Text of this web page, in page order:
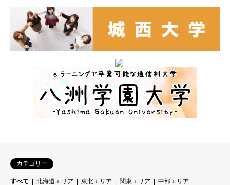
カテゴリー
すべて 北海道エリア 東北エリア 関東エリア 中部エリア